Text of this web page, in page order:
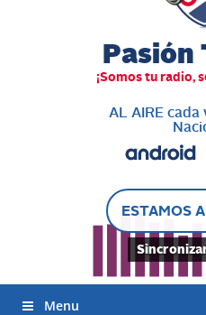
AL AIRE cada
ESTAMOS
Menu